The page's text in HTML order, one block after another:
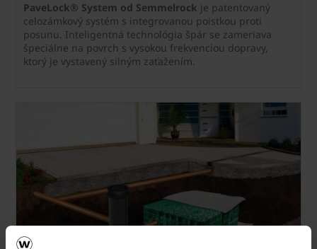
PaveLock® System od Semmelrock je patentovaný
celozámkový systém s integrovanou poistkou proti
posunu. Inteligentná technológia špár se zameriava
špeciálne na povrch s vysokou frekvenciou dopravy,
ktorý je vystavený silným zaťažením.